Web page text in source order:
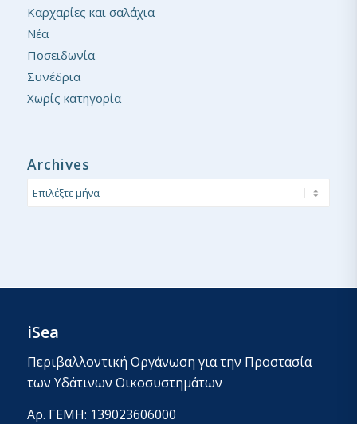
Καρχαρίες και σαλάχια
Νέα
Ποσειδωνία
Συνέδρια
Χωρίς κατηγορία
Archives
iSea
Περιβαλλοντική Οργάνωση για την Προστασία
των Υδάτινων Οικοσυστημάτων
Αρ. ΓΕΜΗ: 139023606000